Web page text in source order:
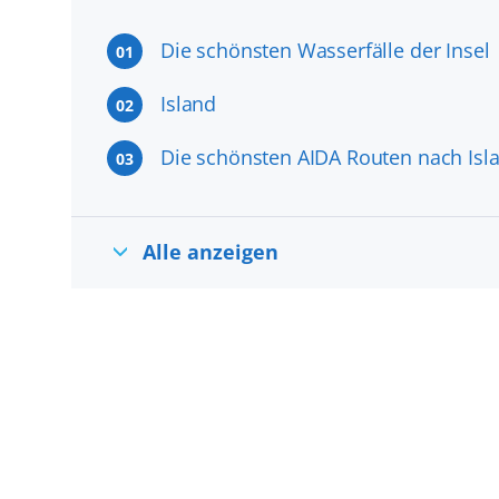
01 Die schönsten Wasserfälle der Insel
02 Island
03 Die schönsten AIDA Routen nach
Alle anzeigen